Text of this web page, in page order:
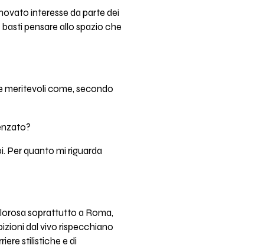
interesse da parte dei
pensare allo spazio che
meritevoli come, secondo
Per quanto mi riguarda
soprattutto a Roma,
dal vivo rispecchiano
stilistiche e di